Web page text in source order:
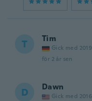
T Tim
Gick med 2019
för 2 år sen
D Dawn
Gick med 2016